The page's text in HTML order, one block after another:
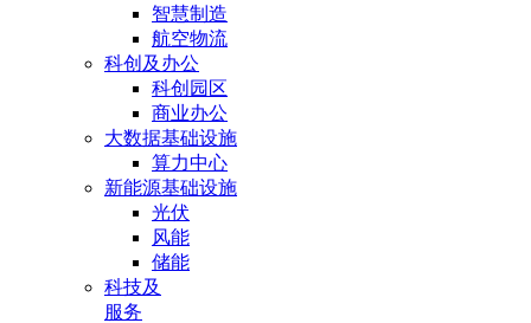
智慧制造
航空物流
科创及办公
科创园区
商业办公
大数据基础设施
算力中心
新能源基础设施
光伏
风能
储能
科技及
服务